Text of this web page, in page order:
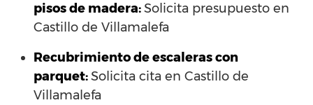
pisos de madera:Solicita presupuesto en
Castillo de Villamalefa
Recubrimiento de escaleras con
parquet:Solicita cita en Castillo de
Villamalefa